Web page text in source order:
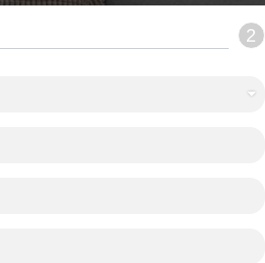
LE FORMULAIRE : 2